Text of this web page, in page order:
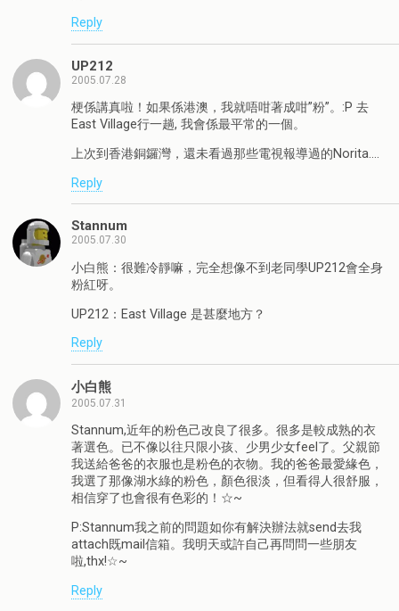
Reply
UP212
2005.07.28
梗係講真啦！如果係港澳，我就唔咁著成咁”粉”。:P 去
East Village行一趟, 我會係最平常的一個。
上次到香港銅鑼灣，還未看過那些電視報導過的Norita….
Reply
Stannum
2005.07.30
小白熊：很難冷靜嘛，完全想像不到老同學UP212會全身
粉紅呀。
UP212：East Village 是甚麼地方？
Reply
小白熊
2005.07.31
Stannum,近年的粉色己改良了很多。很多是較成熟的衣
著選色。已不像以往只限小孩、少男少女feel了。父親節
我送給爸爸的衣服也是粉色的衣物。我的爸爸最愛緣色，
我選了那像湖水綠的粉色，顏色很淡，但看得人很舒服，
相信穿了也會很有色彩的！☆~
P:Stannum我之前的問題如你有解決辦法就send去我
attach既mail信箱。我明天或許自己再問問一些朋友
啦,thx!☆~
Reply